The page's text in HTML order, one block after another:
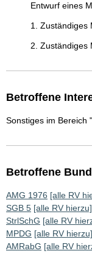
Entwurf eines
1. Zuständiges
2. Zuständiges
Betroffene
Sonstiges im Bereich
Betroffene
AMG 1976 [alle RV
SGB 5 [alle RV hierzu]
StrlSchG [alle RV
MPDG [alle RV hierzu]
AMRabG [alle RV